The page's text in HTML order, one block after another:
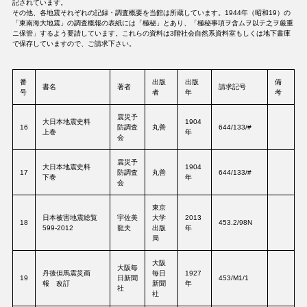
記されています。
その他、各地震それぞれの記録・調査概要を当館は所蔵しています。1944年（昭和19）の
「東南海大地震」の調査概報の表紙には「極秘」とあり、「極秘事項ヲ含ムヲ以テ之ヲ厳重
ニ保管」するよう要請しています。これらの資料は3階社会自然系資料室もしくは地下書庫
で保存していますので、ご請求下さい。
番
号
書名 著者
出版
者
出版
年
請求記号
備
考
16
大日本地震史料
上巻
震災予
防調査
会
丸善
1904
年
644/133/#
17
大日本地震史料
下巻
震災予
防調査
会
丸善
1904
年
644/133/#
18
日本被害地震総覧
599-2012
宇佐美
龍夫
東京
大学
出版
局
2013
年
453.2/98N
19
丹後但馬震災画
報 改訂
大阪毎
日新聞
社
大阪
毎日
新聞
社
1927
年
453/M1/1